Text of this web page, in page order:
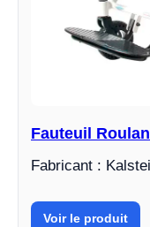
Fauteuil
Fabricant :
Voir le produit